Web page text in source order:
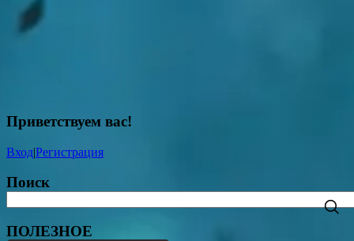
Приветствуем вас!
Вход|Регистрация
Поиск
ПОЛЕЗНОЕ